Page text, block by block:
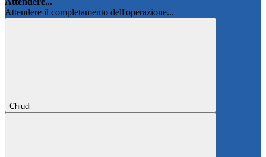
Attendere il completamento dell'operazione...
Chiudi